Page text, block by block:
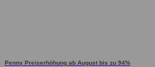
Penny Preiserhöhung ab August bis zu 94%